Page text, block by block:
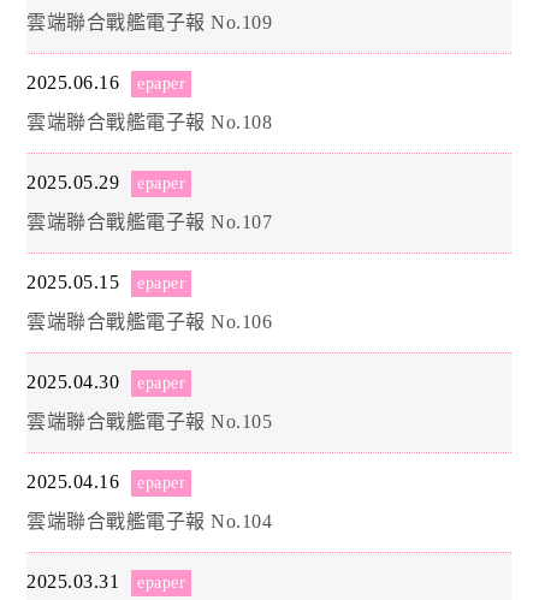
雲端聯合戰艦電子報 No.109
2025.06.16 epaper
雲端聯合戰艦電子報 No.108
2025.05.29 epaper
雲端聯合戰艦電子報 No.107
2025.05.15 epaper
雲端聯合戰艦電子報 No.106
2025.04.30 epaper
雲端聯合戰艦電子報 No.105
2025.04.16 epaper
雲端聯合戰艦電子報 No.104
2025.03.31 epaper